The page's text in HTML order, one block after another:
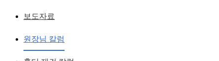
보도자료
원장님 칼럼
강남눈재수술 병원을 찾고 있다면?
황성호 원장 작성일